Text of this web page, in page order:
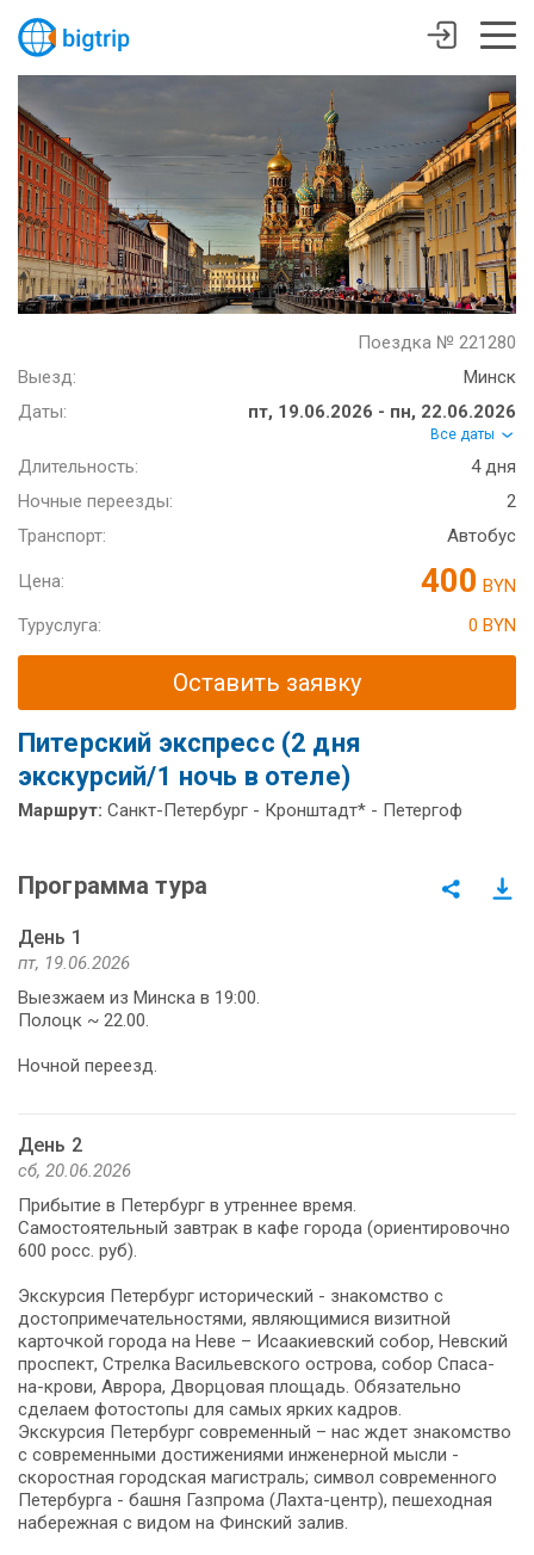
Поездка № 221280
Выезд:
Минск
Даты:
пт, 19.06.2026 - пн, 22.06.2026
Все даты
Длительность:
4 дня
Ночные переезды:
2
Транспорт:
Автобус
Цена: 400 BYN
Туруслуга:
0 BYN
Оставить заявку
Питерский экспресс (2 дня
экскурсий/1 ночь в отеле)
Маршрут: Санкт-Петербург - Кронштадт* - Петергоф
Программа тура
День 1
пт, 19.06.2026
Выезжаем из Минска в 19:00.
Полоцк ~ 22.00.
Ночной переезд.
День 2
сб, 20.06.2026
Прибытие в Петербург в утреннее время.
Самостоятельный завтрак в кафе города (ориентировочно
600 росс. руб).
Экскурсия Петербург исторический - знакомство с
достопримечательностями, являющимися визитной
карточкой города на Неве – Исаакиевский собор, Невский
проспект, Стрелка Васильевского острова, собор Спаса-
на-крови, Аврора, Дворцовая площадь. Обязательно
сделаем фотостопы для самых ярких кадров.
Экскурсия Петербург современный – нас ждет знакомство
с современными достижениями инженерной мысли -
скоростная городская магистраль; символ современного
Петербурга - башня Газпрома (Лахта-центр), пешеходная
набережная с видом на Финский залив.